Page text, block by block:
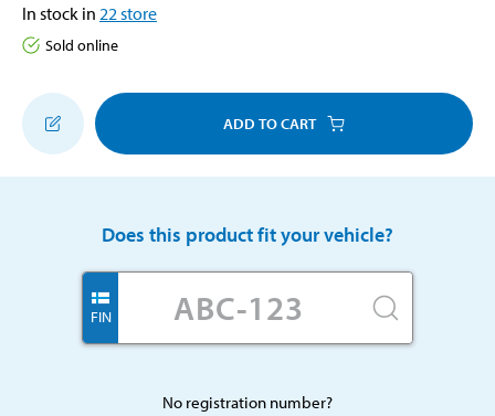
In stock in 22 store
Sold online
ADD TO CART
Does this product fit your vehicle?
FIN
No registration number?